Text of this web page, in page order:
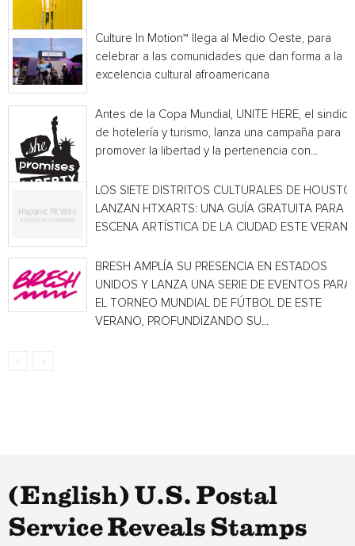
Culture In Motion™ llega al Medio Oeste, para
celebrar a las comunidades que dan forma a la
excelencia cultural afroamericana
Antes de la Copa Mundial, UNITE HERE, el
de hotelería y turismo, lanza una campaña para
promover la libertad y la pertenencia con...
LOS SIETE DISTRITOS CULTURALES DE
LANZAN HTXARTS: UNA GUÍA GRATUITA PARA
ESCENA ARTÍSTICA DE LA CIUDAD ESTE
BRESH AMPLÍA SU PRESENCIA EN ESTADOS
UNIDOS Y LANZA UNA SERIE DE EVENTOS PARA
EL TORNEO MUNDIAL DE FÚTBOL DE ESTE
VERANO, PROFUNDIZANDO SU...
(English) U.S. Postal
Service Reveals Stamps